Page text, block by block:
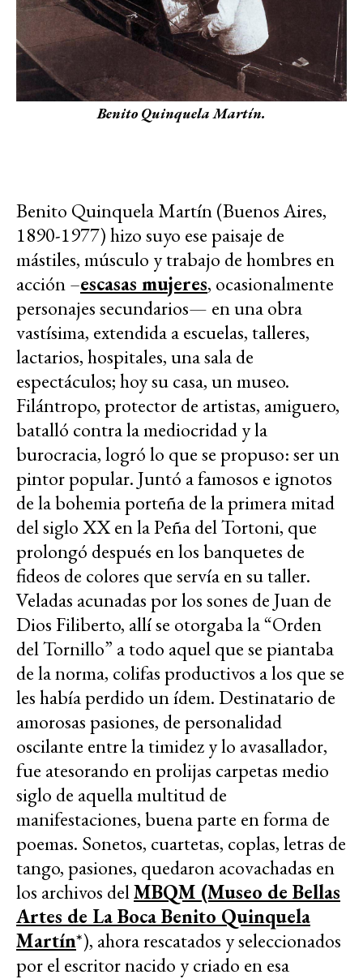
Benito Quinquela Martín.
Benito Quinquela Martín (Buenos Aires,
1890-1977) hizo suyo ese paisaje de
mástiles, músculo y trabajo de hombres en
acción –escasas mujeres, ocasionalmente
personajes secundarios— en una obra
vastísima, extendida a escuelas, talleres,
lactarios, hospitales, una sala de
espectáculos; hoy su casa, un museo.
Filántropo, protector de artistas, amiguero,
batalló contra la mediocridad y la
burocracia, logró lo que se propuso: ser un
pintor popular. Juntó a famosos e ignotos
de la bohemia porteña de la primera mitad
del siglo XX en la Peña del Tortoni, que
prolongó después en los banquetes de
fideos de colores que servía en su taller.
Veladas acunadas por los sones de Juan de
Dios Filiberto, allí se otorgaba la “Orden
del Tornillo” a todo aquel que se piantaba
de la norma, colifas productivos a los que se
les había perdido un ídem. Destinatario de
amorosas pasiones, de personalidad
oscilante entre la timidez y lo avasallador,
fue atesorando en prolijas carpetas medio
siglo de aquella multitud de
manifestaciones, buena parte en forma de
poemas. Sonetos, cuartetas, coplas, letras de
tango, pasiones, quedaron acovachadas en
los archivos delMBQM (Museo de Bellas
Artes de La Boca Benito Quinquela
Martín*), ahora rescatados y seleccionados
por el escritor nacido y criado en esa